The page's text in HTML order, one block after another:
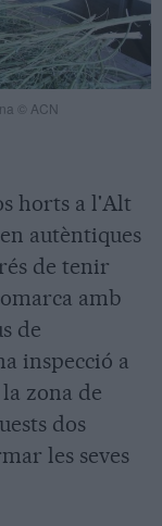
© ACN
horts a l'Alt
autèntiques
de tenir
amb
de
inspecció a
zona de
dos
les seves